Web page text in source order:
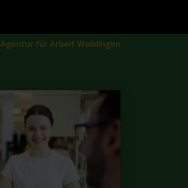
Agentur für Arbeit Waiblingen